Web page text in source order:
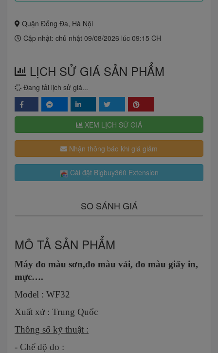
Quận Đống Đa, Hà Nội
Cập nhật: chủ nhật 09/08/2026 lúc 09:15 CH
LỊCH SỬ GIÁ SẢN PHẨM
Đang tải lịch sử giá...
XEM LỊCH SỬ GIÁ
Nhận thông báo khi giá giảm
Cài đặt Bigbuy360 Extension
SO SÁNH GIÁ
MÔ TẢ SẢN PHẨM
Máy đo màu sơn,đo màu vải, đo màu giấy in,
mực….
Model : WF32
Xuất xứ : Trung Quốc
Thông số kỹ thuật :
- Chế độ đo :